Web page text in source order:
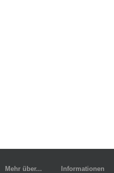
Mehr über... Informationen